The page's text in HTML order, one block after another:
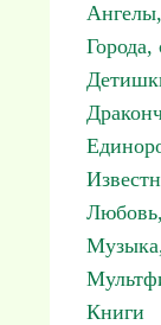
Города,
Книги